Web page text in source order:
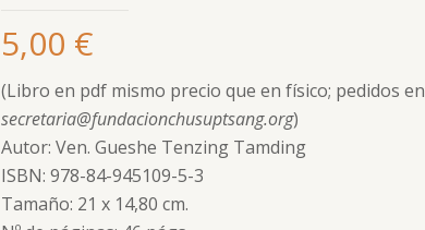
5,00 €
(Libro en pdf mismo precio que en físico; pedidos en
secretaria@fundacionchusuptsang.org)
Autor: Ven. Gueshe Tenzing Tamding
ISBN: 978-84-945109-5-3
Tamaño: 21 x 14,80 cm.